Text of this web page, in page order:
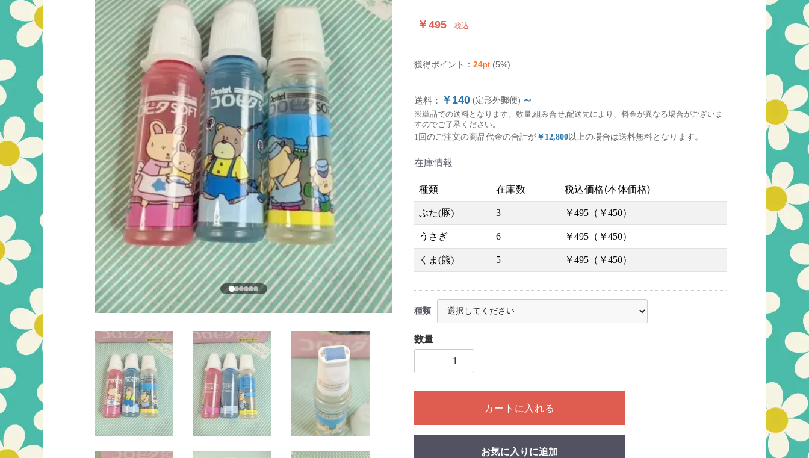
￥495 税込
獲得ポイント： 24pt (5%)
送料： ￥140 (定形外郵便) ～
※単品での送料となります。数量,組み合せ,配送先により、料金が異なる場合がございま
すのでご了承ください。
1回のご注文の商品代金の合計が ￥12,800以上の場合は送料無料となります。
在庫情報
種類 在庫数 税込価格(本体価格)
ぶた(豚) 3 ￥495（￥450）
うさぎ 6 ￥495（￥450）
くま(熊) 5 ￥495（￥450）
種類
数量
1個以上の数量を入力してください
カートに入れる
お気に入りに追加